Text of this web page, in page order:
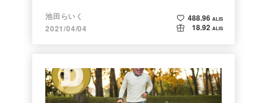
池田らいく
2021/04/04
488.96 ALIS
18.92 ALIS